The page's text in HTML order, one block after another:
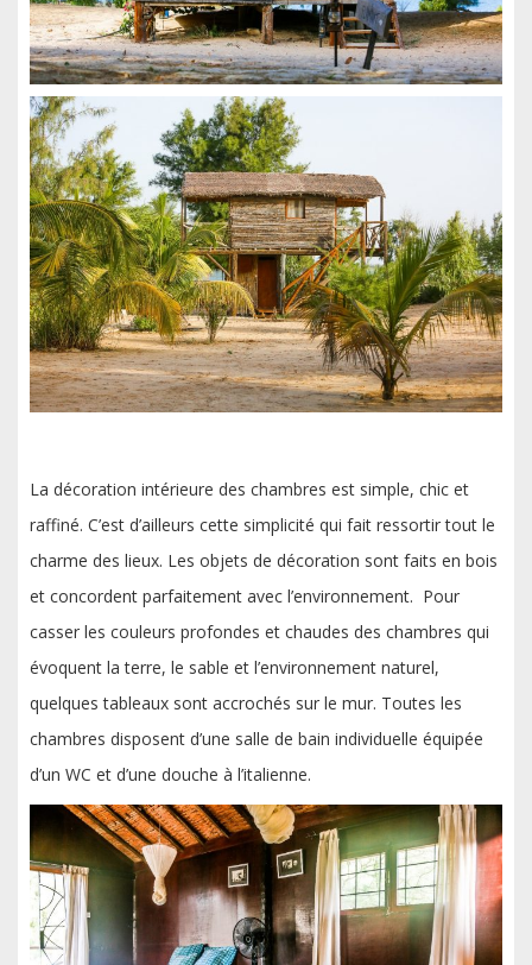
La décoration intérieure des chambres est simple, chic et
raffiné. C’est d’ailleurs cette simplicité qui fait ressortir tout le
charme des lieux. Les objets de décoration sont faits en bois
et concordent parfaitement avec l’environnement. Pour
casser les couleurs profondes et chaudes des chambres qui
évoquent la terre, le sable et l’environnement naturel,
quelques tableaux sont accrochés sur le mur. Toutes les
chambres disposent d’une salle de bain individuelle équipée
d’un WC et d’une douche à l’italienne.